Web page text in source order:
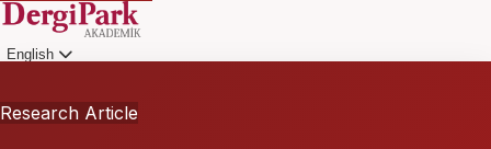
English
Research Article